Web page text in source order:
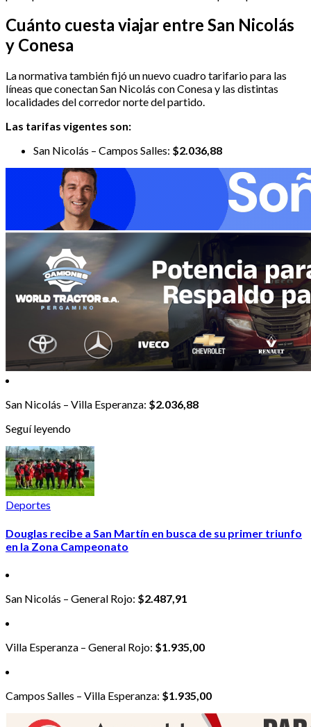
Cuánto cuesta viajar entre San Nicolás
y Conesa
La normativa también fijó un nuevo cuadro tarifario para las
líneas que conectan San Nicolás con Conesa y las distintas
localidades del corredor norte del partido.
Las tarifas vigentes son:
San Nicolás – Campos Salles: $2.036,88
San Nicolás – Villa Esperanza: $2.036,88
Seguí leyendo
Deportes
Douglas recibe a San Martín en busca de su primer triunfo
en la Zona Campeonato
San Nicolás – General Rojo: $2.487,91
Villa Esperanza – General Rojo: $1.935,00
Campos Salles – Villa Esperanza: $1.935,00